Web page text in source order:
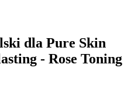
dla Pure Skin
- Rose Toning